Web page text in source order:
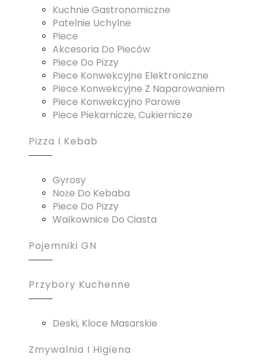
Kuchnie Gastronomiczne
Patelnie Uchylne
Piece
Akcesoria Do Pieców
Piece Do Pizzy
Piece Konwekcyjne Elektroniczne
Piece Konwekcyjne Z Naparowaniem
Piece Konwekcyjno Parowe
Piece Piekarnicze, Cukiernicze
Pizza I Kebab
Gyrosy
Noże Do Kebaba
Piece Do Pizzy
Wałkownice Do Ciasta
Pojemniki GN
Przybory Kuchenne
Deski, Kloce Masarskie
Zmywalnia I Higiena